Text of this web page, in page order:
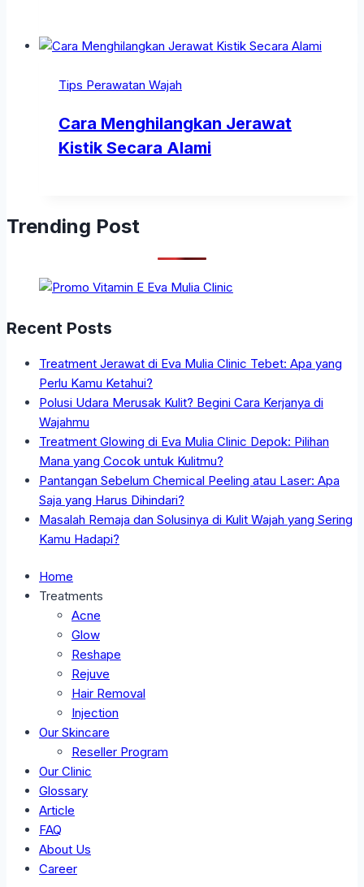
Tips Perawatan Wajah
Cara Menghilangkan Jerawat
Kistik Secara Alami
Trending Post
Recent Posts
Treatment Jerawat di Eva Mulia Clinic Tebet: Apa yang
Perlu Kamu Ketahui?
Polusi Udara Merusak Kulit? Begini Cara Kerjanya di
Wajahmu
Treatment Glowing di Eva Mulia Clinic Depok: Pilihan
Mana yang Cocok untuk Kulitmu?
Pantangan Sebelum Chemical Peeling atau Laser: Apa
Saja yang Harus Dihindari?
Masalah Remaja dan Solusinya di Kulit Wajah yang Sering
Kamu Hadapi?
Home
Treatments
Acne
Glow
Reshape
Rejuve
Hair Removal
Injection
Our Skincare
Reseller Program
Our Clinic
Glossary
Article
FAQ
About Us
Career